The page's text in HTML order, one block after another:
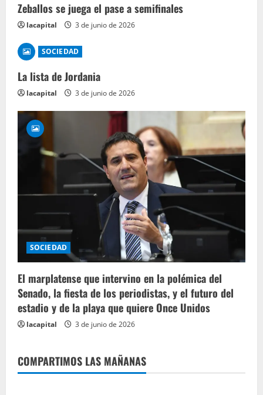
Zeballos se juega el pase a semifinales
lacapital 3 de junio de 2026
SOCIEDAD
La lista de Jordania
lacapital 3 de junio de 2026
SOCIEDAD
El marplatense que intervino en la polémica del
Senado, la fiesta de los periodistas, y el futuro del
estadio y de la playa que quiere Once Unidos
lacapital 3 de junio de 2026
COMPARTIMOS LAS MAÑANAS